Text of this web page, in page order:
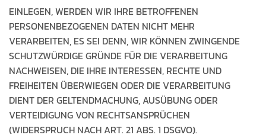
EINLEGEN, WERDEN WIR IHRE BETROFFENEN
PERSONENBEZOGENEN DATEN NICHT MEHR
VERARBEITEN, ES SEI DENN, WIR KÖNNEN ZWINGENDE
SCHUTZWÜRDIGE GRÜNDE FÜR DIE VERARBEITUNG
NACHWEISEN, DIE IHRE INTERESSEN, RECHTE UND
FREIHEITEN ÜBERWIEGEN ODER DIE VERARBEITUNG
DIENT DER GELTENDMACHUNG, AUSÜBUNG ODER
VERTEIDIGUNG VON RECHTSANSPRÜCHEN
(WIDERSPRUCH NACH ART. 21 ABS. 1 DSGVO).